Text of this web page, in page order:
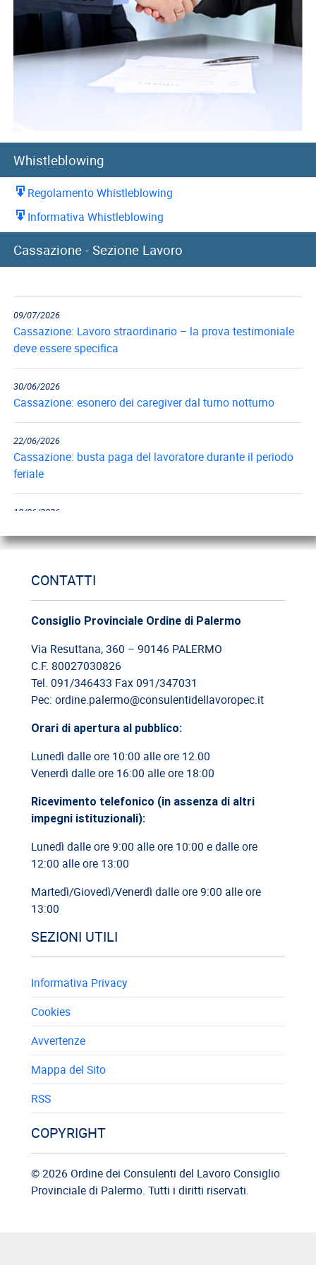
Whistleblowing
Regolamento Whistleblowing
Informativa Whistleblowing
Cassazione - Sezione Lavoro
Cassazione: recupero indennità di preavviso in caso di
09/07/2026
Cassazione: Lavoro straordinario – la prova testimoniale
deve essere specifica
30/06/2026
Cassazione: esonero dei caregiver dal turno notturno
22/06/2026
Cassazione: busta paga del lavoratore durante il periodo
feriale
18/06/2026
Cassazione: estorsione e insicurezza sul posto di lavoro
09/06/2026
08/06/2026
Cassazione: legittimità del licenziamento con email
03/06/2026
26/05/2026
Cassazione: rischi relativi alla informazione-formazione
CONTATTI
Consiglio Provinciale Ordine di Palermo
Via Resuttana, 360 – 90146 PALERMO
C.F. 80027030826
Tel. 091/346433 Fax 091/347031
Pec: ordine.palermo@consulentidellavoropec.it
Orari di apertura al pubblico:
Lunedì dalle ore 10:00 alle ore 12.00
Venerdì dalle ore 16:00 alle ore 18:00
Ricevimento telefonico (in assenza di altri
impegni istituzionali):
Lunedì dalle ore 9:00 alle ore 10:00 e dalle ore
12:00 alle ore 13:00
Martedì/Giovedì/Venerdì dalle ore 9:00 alle ore
13:00
SEZIONI UTILI
Informativa Privacy
Cookies
Avvertenze
Mappa del Sito
RSS
COPYRIGHT
© 2026 Ordine dei Consulenti del Lavoro Consiglio
Provinciale di Palermo. Tutti i diritti riservati.